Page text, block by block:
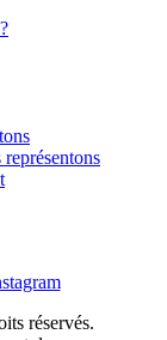
réservés.